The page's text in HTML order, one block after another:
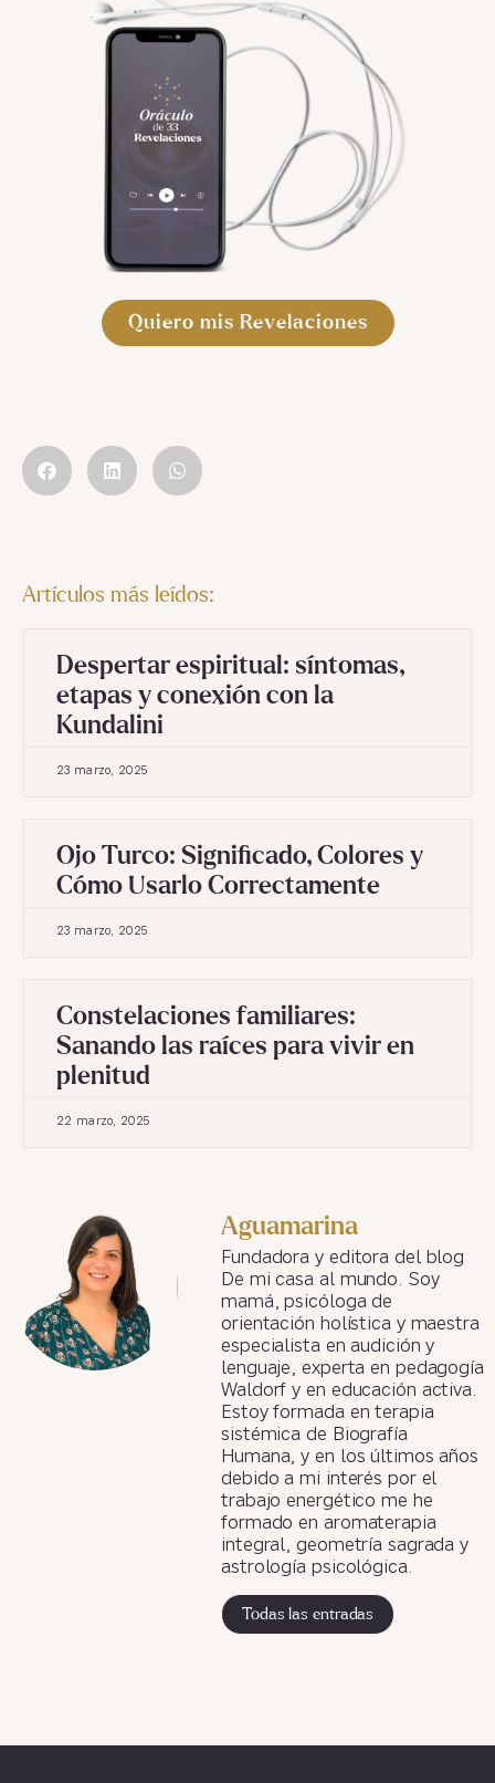
Quiero mis Revelaciones
Artículos más leídos:
Despertar espiritual: síntomas,
etapas y conexión con la
Kundalini
23 marzo, 2025
Ojo Turco: Significado, Colores y
Cómo Usarlo Correctamente
23 marzo, 2025
Constelaciones familiares:
Sanando las raíces para vivir en
plenitud
22 marzo, 2025
Aguamarina
Fundadora y editora del blog
De mi casa al mundo. Soy
mamá, psicóloga de
orientación holística y maestra
especialista en audición y
lenguaje, experta en pedagogía
Waldorf y en educación activa.
Estoy formada en terapia
sistémica de Biografía
Humana, y en los últimos años
debido a mi interés por el
trabajo energético me he
formado en aromaterapia
integral, geometría sagrada y
astrología psicológica.
Todas las entradas